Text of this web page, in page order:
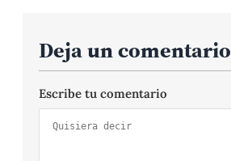
Deja un comentario
Escribe tu comentario